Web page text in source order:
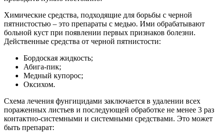
Химические средства, подходящие для борьбы с черной
пятнистостью – это препараты с медью. Ими обрабатывают
больной куст при появлении первых признаков болезни.
Действенные средства от черной пятнистости:
Бордоская жидкость;
Абига-пик;
Медный купорос;
Оксихом.
Схема лечения фунгицидами заключается в удалении всех
пораженных листьев и последующей обработке не менее 3 раз
контактно-системными и системными средствами. Это может
быть препарат: